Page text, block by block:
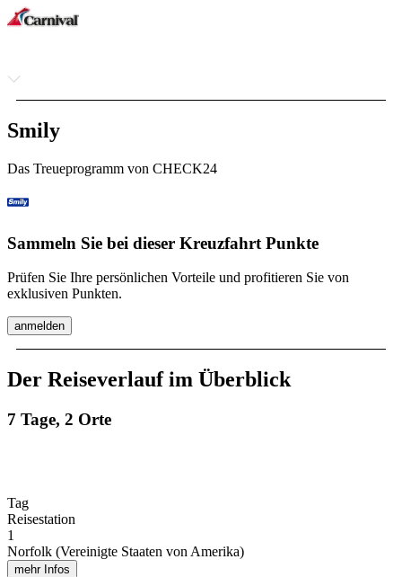
Smily
Das Treueprogramm von CHECK24
Sammeln Sie bei dieser Kreuzfahrt Punkte
Prüfen Sie Ihre persönlichen Vorteile und profitieren Sie von
exklusiven Punkten.
anmelden
Der Reiseverlauf im Überblick
7 Tage, 2 Orte
Tag
Reisestation
1
Norfolk (Vereinigte Staaten von Amerika)
mehr Infos